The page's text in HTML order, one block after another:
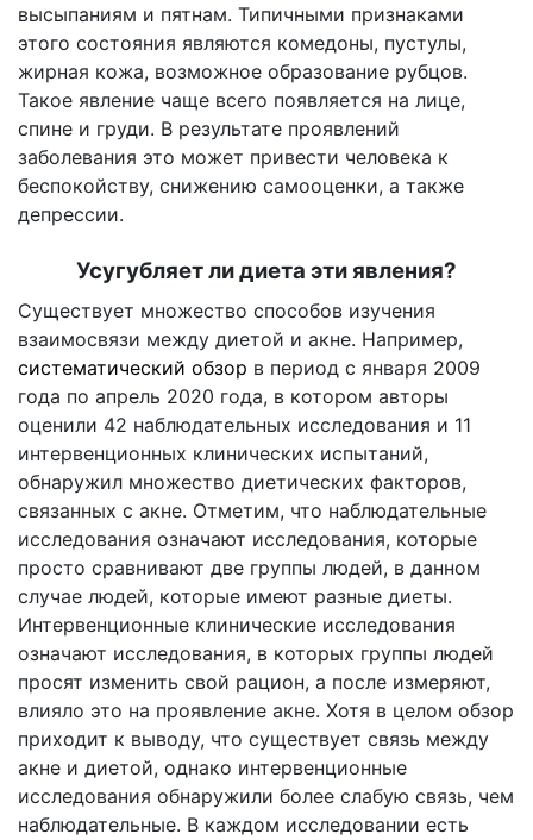
высыпаниям и пятнам. Типичными признаками
этого состояния являются комедоны, пустулы,
жирная кожа, возможное образование рубцов.
Такое явление чаще всего появляется на лице,
спине и груди. В результате проявлений
заболевания это может привести человека к
беспокойству, снижению самооценки, а также
депрессии.
Усугубляет ли диета эти явления?
Существует множество способов изучения
взаимосвязи между диетой и акне. Например,
систематический обзор в период с января 2009
года по апрель 2020 года, в котором авторы
оценили 42 наблюдательных исследования и 11
интервенционных клинических испытаний,
обнаружил множество диетических факторов,
связанных с акне. Отметим, что наблюдательные
исследования означают исследования, которые
просто сравнивают две группы людей, в данном
случае людей, которые имеют разные диеты.
Интервенционные клинические исследования
означают исследования, в которых группы людей
просят изменить свой рацион, а после измеряют,
влияло это на проявление акне. Хотя в целом обзор
приходит к выводу, что существует связь между
акне и диетой, однако интервенционные
исследования обнаружили более слабую связь, чем
наблюдательные. В каждом исследовании есть